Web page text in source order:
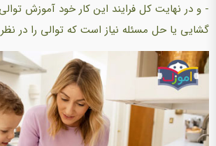
- و در نهایت کل فرایند این کار خود آموزش
گشایی یا حل مسئله نیاز است که توالی را در نظر